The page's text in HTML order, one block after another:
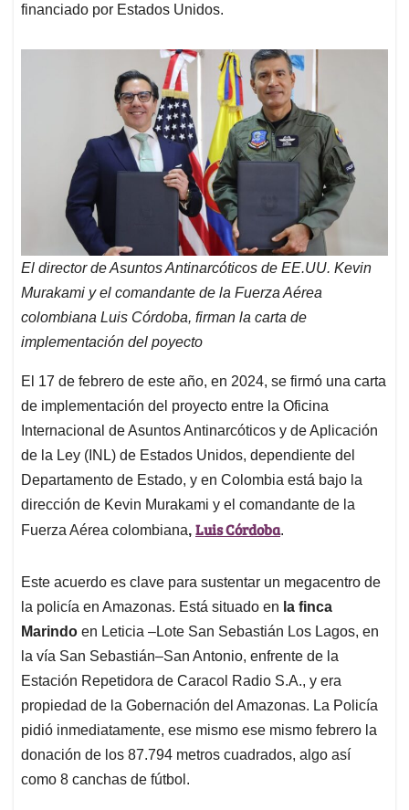
financiado por Estados Unidos.
El director de Asuntos Antinarcóticos de EE.UU. Kevin
Murakami y el comandante de la Fuerza Aérea
colombiana Luis Córdoba, firman la carta de
implementación del poyecto
El 17 de febrero de este año, en 2024, se firmó una carta
de implementación del proyecto entre la Oficina
Internacional de Asuntos Antinarcóticos y de Aplicación
de la Ley (INL) de Estados Unidos, dependiente del
Departamento de Estado, y en Colombia está bajo la
dirección de Kevin Murakami y el comandante de la
Fuerza Aérea colombiana, Luis Córdoba.
Este acuerdo es clave para sustentar un megacentro de
la policía en Amazonas. Está situado en la finca
Marindo en Leticia –Lote San Sebastián Los Lagos, en
la vía San Sebastián–San Antonio, enfrente de la
Estación Repetidora de Caracol Radio S.A., y era
propiedad de la Gobernación del Amazonas. La Policía
pidió inmediatamente, ese mismo ese mismo febrero la
donación de los 87.794 metros cuadrados, algo así
como 8 canchas de fútbol.